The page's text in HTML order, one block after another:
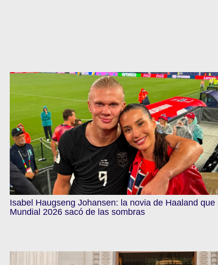
Isabel Haugseng Johansen: la novia de Haaland que
Mundial 2026 sacó de las sombras